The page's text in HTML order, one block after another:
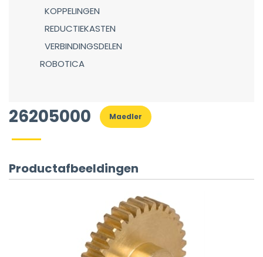
KOPPELINGEN
REDUCTIEKASTEN
VERBINDINGSDELEN
ROBOTICA
26205000 Maedler
Productafbeeldingen